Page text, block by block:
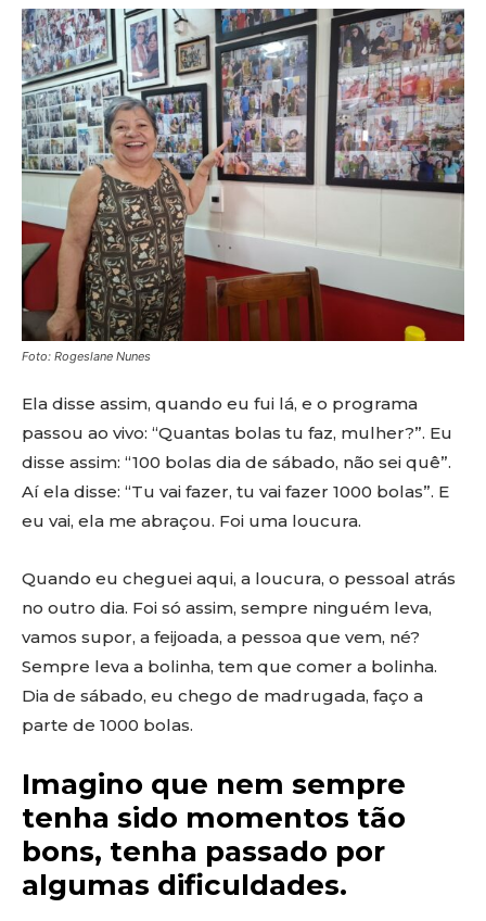
Foto: Rogeslane Nunes
Ela disse assim, quando eu fui lá, e o programa
passou ao vivo: “Quantas bolas tu faz, mulher?”. Eu
disse assim: “100 bolas dia de sábado, não sei quê”.
Aí ela disse: “Tu vai fazer, tu vai fazer 1000 bolas”. E
eu vai, ela me abraçou. Foi uma loucura.
Quando eu cheguei aqui, a loucura, o pessoal atrás
no outro dia. Foi só assim, sempre ninguém leva,
vamos supor, a feijoada, a pessoa que vem, né?
Sempre leva a bolinha, tem que comer a bolinha.
Dia de sábado, eu chego de madrugada, faço a
parte de 1000 bolas.
Imagino que nem sempre
tenha sido momentos tão
bons, tenha passado por
algumas dificuldades.